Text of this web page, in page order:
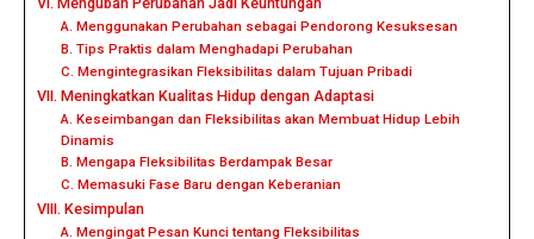
A. Menggunakan Perubahan sebagai Pendorong Kesuksesan
B. Tips Praktis dalam Menghadapi Perubahan
C. Mengintegrasikan Fleksibilitas dalam Tujuan Pribadi
VII. Meningkatkan Kualitas Hidup dengan Adaptasi
A. Keseimbangan dan Fleksibilitas akan Membuat Hidup Lebih
Dinamis
B. Mengapa Fleksibilitas Berdampak Besar
C. Memasuki Fase Baru dengan Keberanian
VIII. Kesimpulan
A. Mengingat Pesan Kunci tentang Fleksibilitas